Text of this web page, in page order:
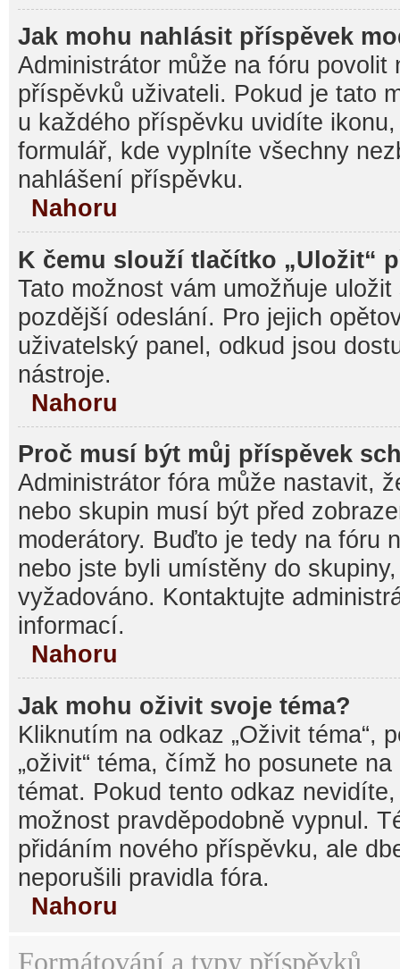
Jak mohu nahlásit příspěvek
Administrátor může na fóru povolit
příspěvků uživateli. Pokud je tato
u každého příspěvku uvidíte
formulář, kde vyplníte všechny
nahlášení příspěvku.
Nahoru
K čemu slouží tlačítko „Uložit“
Tato možnost vám umožňuje
pozdější odeslání. Pro jejich
uživatelský panel, odkud jsou
nástroje.
Nahoru
Proč musí být můj příspěvek
Administrátor fóra může nastavit,
nebo skupin musí být před
moderátory. Buďto je tedy na fóru
nebo jste byli umístěny do
vyžadováno. Kontaktujte
informací.
Nahoru
Jak mohu oživit svoje téma?
Kliknutím na odkaz „Oživit téma“,
„oživit“ téma, čímž ho posunete
témat. Pokud tento odkaz
možnost pravděpodobně vypnul.
přidáním nového příspěvku, ale
neporušili pravidla fóra.
Nahoru
Formátování a typy příspěvků